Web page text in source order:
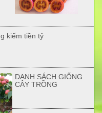
kiếm tiền tỷ
DANH SÁCH GIỐNG
CÂY TRỒNG